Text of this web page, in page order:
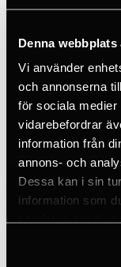
Denna
Vi använder
och annonserna
för sociala
vidarebefordrar
information från
annons- och
Dessa kan i sin
information som
samlat in när du
Om oss
Hem
Produkter
Sportklättring
Quickdraw &
Jammy
Beal